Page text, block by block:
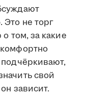
Это не торг
том, за какие
подчёркивают,
свой
зависит.